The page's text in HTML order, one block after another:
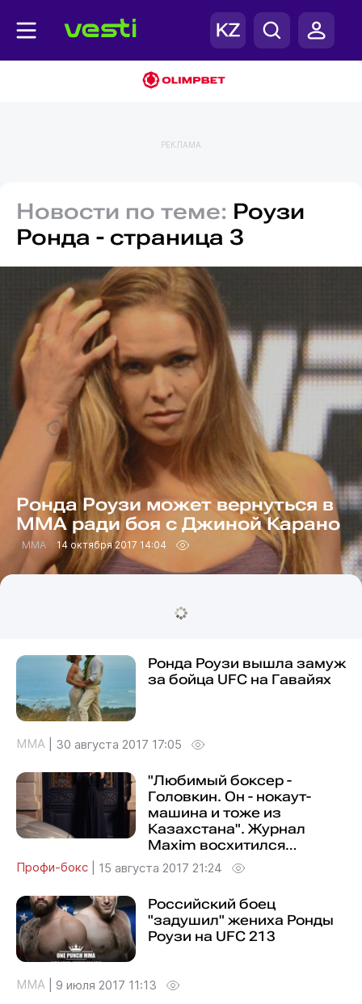
РЕКЛАМА
Новости по теме: Роузи
Ронда - страница 3
Ронда Роузи может вернуться в
ММА ради боя с Джиной Карано
MMA 14 октября 2017 14:04
Ронда Роузи вышла замуж
за бойца UFC на Гавайях
MMA 30 августа 2017 17:05
"Любимый боксер -
Головкин. Он - нокаут-
машина и тоже из
Казахстана". Журнал
Maxim восхитился
чемпионкой WBC и WBO
Профи-бокс 15 августа 2017 21:24
Российский боец
"задушил" жениха Ронды
Роузи на UFC 213
MMA 9 июля 2017 11:13